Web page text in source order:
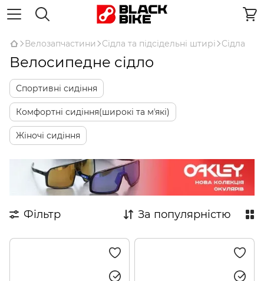
Велозапчастини Сідла та підсідельні штирі Cідла
Велосипедне сідло
Спортивні сидіння
Комфортні сидіння(широкі та мʼякі)
Жіночі сидіння
Фільтр За популярністю